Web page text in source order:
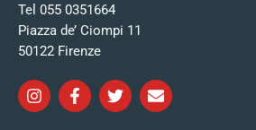
Tel 055 0351664
Piazza de’ Ciompi 11
50122 Firenze